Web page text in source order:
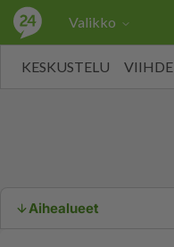
Valikko
KESKUSTELU VIIHDE
Aihealueet